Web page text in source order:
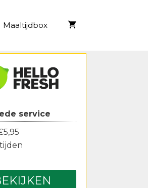
Maaltijdbox
service